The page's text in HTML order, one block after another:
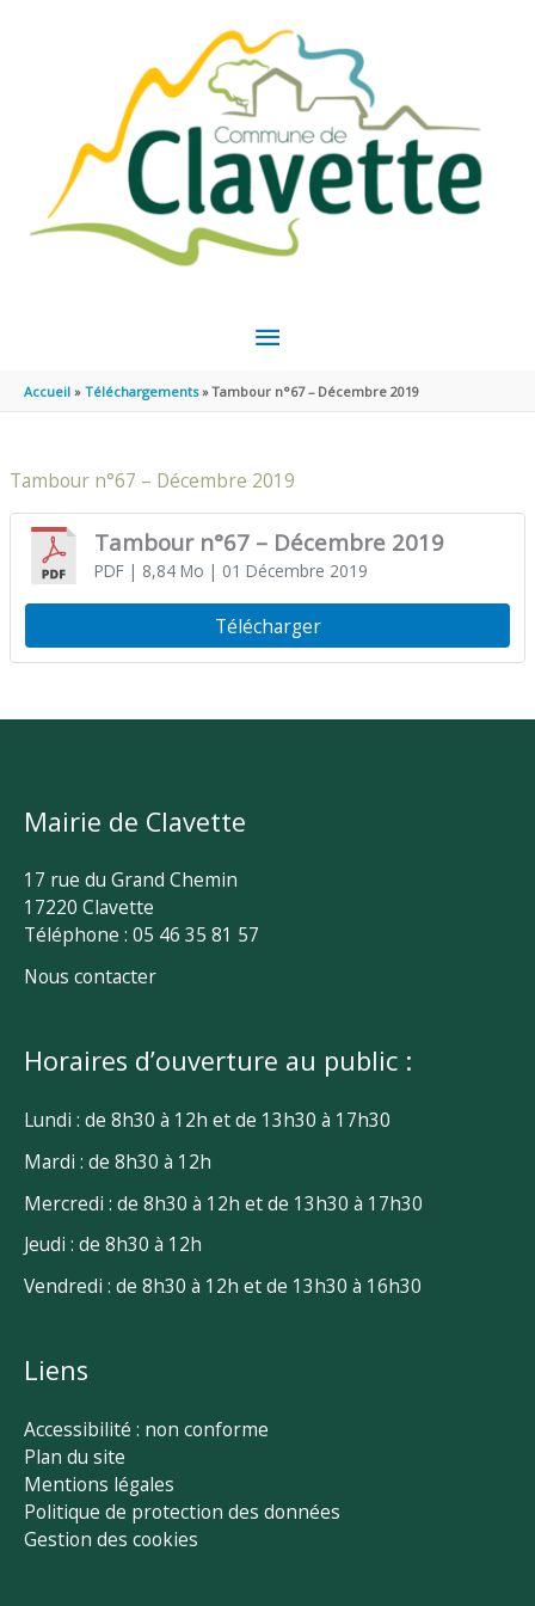
MENU
PRINCIPAL
Accueil Téléchargements Tambour n°67 – Décembre 2019
Tambour n°67 – Décembre 2019
Tambour n°67 – Décembre 2019
PDF| 8,84 Mo | 01 Décembre 2019
Télécharger
Mairie de Clavette
17 rue du Grand Chemin
17220 Clavette
Téléphone : 05 46 35 81 57
Nous contacter
Horaires d’ouverture au public :
Lundi : de 8h30 à 12h et de 13h30 à 17h30
Mardi : de 8h30 à 12h
Mercredi : de 8h30 à 12h et de 13h30 à 17h30
Jeudi : de 8h30 à 12h
Vendredi : de 8h30 à 12h et de 13h30 à 16h30
Liens
Accessibilité : non conforme
Plan du site
Mentions légales
Politique de protection des données
Gestion des cookies